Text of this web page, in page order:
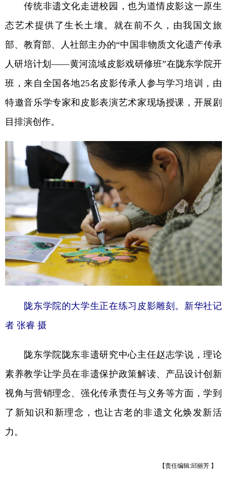
传统非遗文化走进校园，也为道情皮影这一原生
态艺术提供了生长土壤。就在前不久，由我国文旅
部、教育部、人社部主办的“中国非物质文化遗产传承
人研培计划——黄河流域皮影戏研修班”在陇东学院开
班，来自全国各地25名皮影传承人参与学习培训，由
特邀音乐学专家和皮影表演艺术家现场授课，开展剧
目排演创作。
陇东学院的大学生正在练习皮影雕刻。新华社记
者 张睿 摄
陇东学院陇东非遗研究中心主任赵志学说，理论
素养教学让学员在非遗保护政策解读、产品设计创新
视角与营销理念、强化传承责任与义务等方面，学到
了新知识和新理念，也让古老的非遗文化焕发新活
力。
【责任编辑:邱丽芳 】